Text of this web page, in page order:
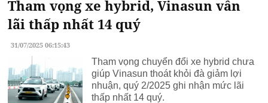
Tham vọng xe hybrid, Vinasun vẫn
lãi thấp nhất 14 quý
31/07/2025 06:15:43
Tham vọng chuyển đổi xe hybrid chưa
giúp Vinasun thoát khỏi đà giảm lợi
nhuận, quý 2/2025 ghi nhận mức lãi
thấp nhất 14 quý.